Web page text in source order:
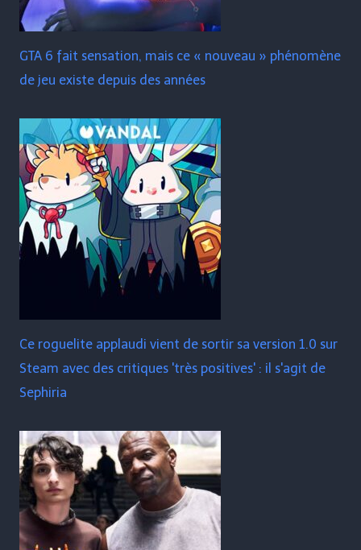
GTA 6 fait sensation, mais ce « nouveau » phénomène
de jeu existe depuis des années
Ce roguelite applaudi vient de sortir sa version 1.0 sur
Steam avec des critiques 'très positives' : il s'agit de
Sephiria